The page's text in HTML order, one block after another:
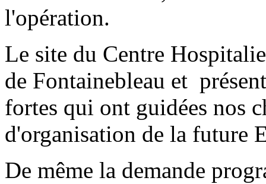
l'opération.
Le site du Centre
de Fontainebleau et
fortes qui ont guidées nos
d'organisation de la future
De même la demande